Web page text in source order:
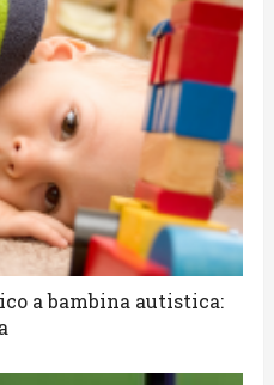
a bambina autistica: